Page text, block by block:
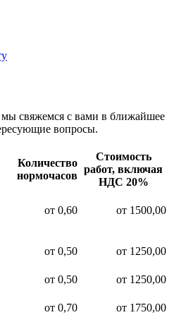
мы свяжемся с вами в ближайшее
вопросы.
Количество
нормочасов
Стоимость
работ, включая
НДС 20%
от 0,60 от 1500,00
от 0,50 от 1250,00
от 0,50
от 1250,00
от 0,70 от 1750,00